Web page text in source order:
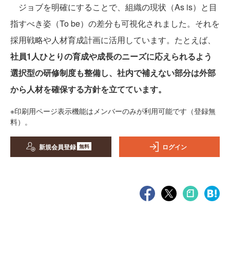
ジョブを明確にすることで、組織の現状（As is）と目
指すべき姿（To be）の差分も可視化されました。それを
採用戦略や人材育成計画に活用しています。たとえば、
社員1人ひとりの育成や成長のニーズに応えられるよう
選択型の研修制度も整備し、社内で補えない部分は外部
から人材を確保する方針を立てています。
※印刷用ページ表示機能はメンバーのみが利用可能です（登録無
料）。
新規会員登録 無料 ログイン